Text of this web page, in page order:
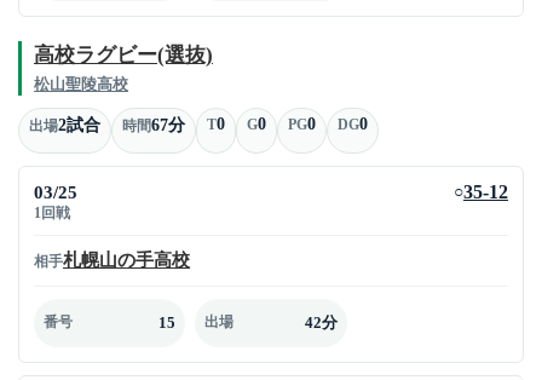
高校ラグビー(選抜)
松山聖陵高校
出場2試合 時間67分 T0 G0 PG0 DG0
03/25
1回戦
○35-12
相手札幌山の手高校
番号 15 出場 42分